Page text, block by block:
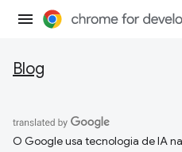
Blog
O Google usa tecnologia de IA